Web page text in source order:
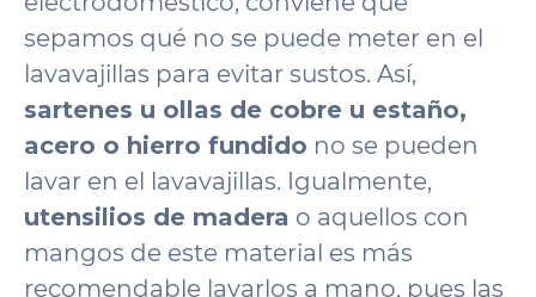
sepamos qué no se puede meter en el
lavavajillas para evitar sustos. Así,
sartenes u ollas de cobre u estaño,
acero o hierro fundido no se pueden
lavar en el lavavajillas. Igualmente,
utensilios de madera o aquellos con
mangos de este material es más
recomendable lavarlos a mano, pues las